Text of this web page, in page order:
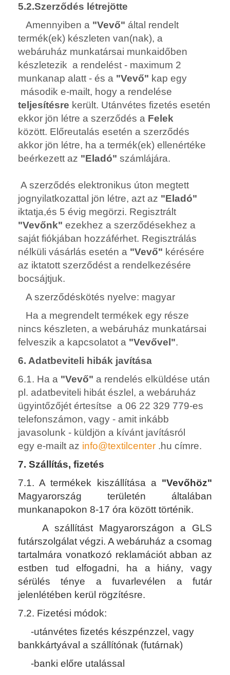
5.2.Szerződés létrejötte
Amennyiben a "Vevő" által rendelt
termék(ek) készleten van(nak), a
webáruház munkatársai munkaidőben
készletezik a rendelést - maximum 2
munkanap alatt - és a "Vevő" kap egy
második e-mailt, hogy a rendelése
teljesítésre került. Utánvétes fizetés esetén
ekkor jön létre a szerződés a Felek
között. Előreutalás esetén a szerződés
akkor jön létre, ha a termék(ek) ellenértéke
beérkezett az "Eladó" számlájára.
A szerződés elektronikus úton megtett
jognyilatkozattal jön létre, azt az "Eladó"
iktatja,és 5 évig megörzi. Regisztrált
"Vevőnk" ezekhez a szerződésekhez a
saját fiókjában hozzáférhet. Regisztrálás
nélküli vásárlás esetén a "Vevő" kérésére
az iktatott szerződést a rendelkezésére
bocsájtjuk.
A szerződéskötés nyelve: magyar
Ha a megrendelt termékek egy része
nincs készleten, a webáruház munkatársai
felveszik a kapcsolatot a "Vevővel".
6. Adatbeviteli hibák javítása
6.1. Ha a "Vevő" a rendelés elküldése után
pl. adatbeviteli hibát észlel, a webáruház
ügyintőzőjét értesítse a 06 22 329 779-es
telefonszámon, vagy - amit inkább
javasolunk - küldjön a kívánt javításról
egy e-mailt az info@textilcenter .hu címre.
7. Szállítás, fizetés
7.1. A termékek kiszállítása a "Vevőhöz"
Magyarország területén általában
munkanapokon 8-17 óra között történik.
A szállítást Magyarországon a GLS
futárszolgálat végzi. A webáruház a csomag
tartalmára vonatkozó reklamációt abban az
estben tud elfogadni, ha a hiány, vagy
sérülés ténye a fuvarlevélen a futár
jelenlétében kerül rögzítésre.
7.2. Fizetési módok:
-utánvétes fizetés készpénzzel, vagy
bankkártyával a szállítónak (futárnak)
-banki előre utalással